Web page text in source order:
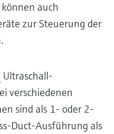
auch
zur Steuerung der
Ultraschall-
verschiedenen
sind als 1- oder 2-
Duct-Ausführung als